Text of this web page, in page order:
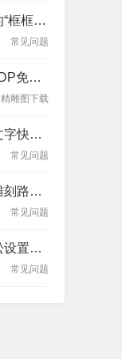
精雕软件工作区显示的“框框”是什么？如何轻松隐藏或显示？
常见问题
古装美女浮雕精雕图JDP免费下载
精雕图下载
如何在精雕软件中将文字快速排列到弧形线条上？全步骤详解
常见问题
如何快速生成假百叶雕刻路径？精雕软件全流程教学
常见问题
如何使用精雕软件轻松设置斜坡面雕刻路径？
常见问题